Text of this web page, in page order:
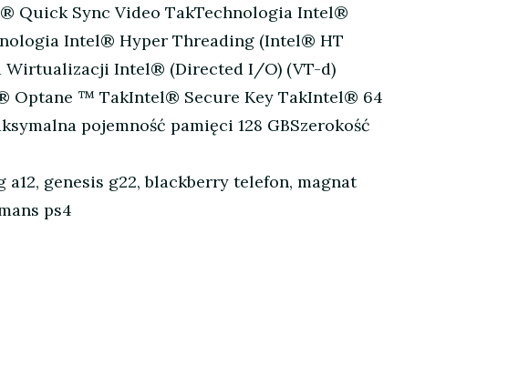
Quick Sync Video TakTechnologia Intel®
Intel® Hyper Threading (Intel® HT
Wirtualizacji Intel® (Directed I/O) (VT-d)
Optane ™ TakIntel® Secure Key TakIntel® 64
pojemność pamięci 128 GBSzerokość
genesis g22, blackberry telefon, magnat
ps4